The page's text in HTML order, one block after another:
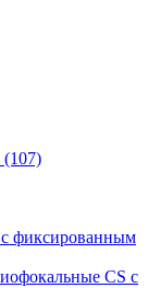
(107)
фиксированным
CS c